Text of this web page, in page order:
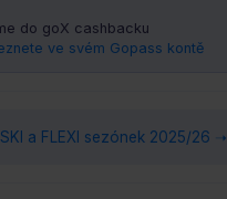
do goX cashbacku
ve svém Gopass kontě
a FLEXI sezónek 2025/26 ➝